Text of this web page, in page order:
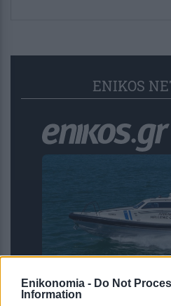
Enikonomia - Do Not
Information
ENIKOS